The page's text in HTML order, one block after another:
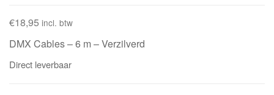
€18,95 incl. btw
DMX Cables – 6 m – Verzilverd
Direct leverbaar